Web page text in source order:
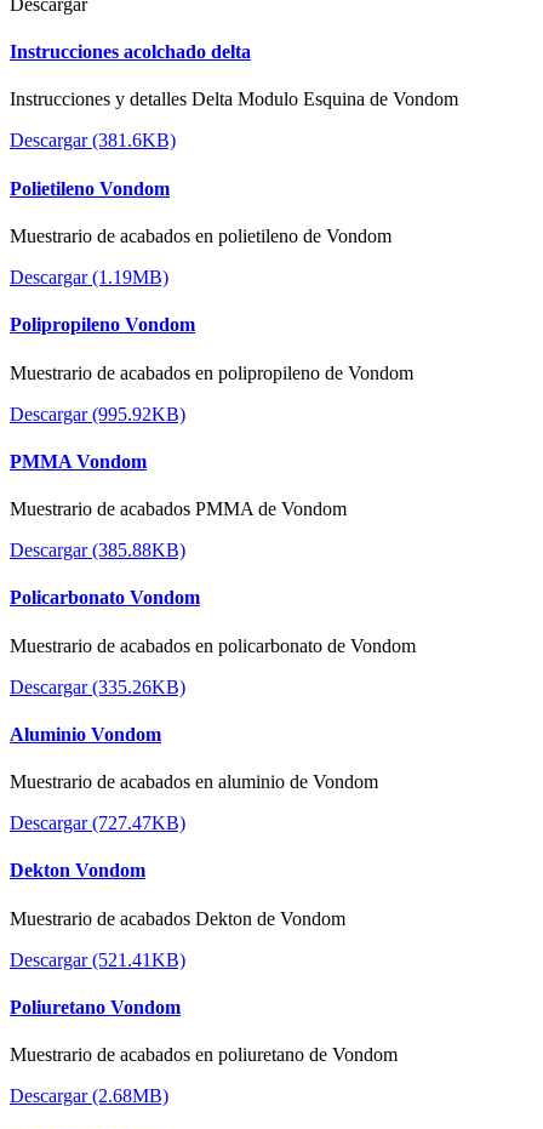
Descargar
Instrucciones acolchado delta
Instrucciones y detalles Delta Modulo Esquina de Vondom
Descargar (381.6KB)
Polietileno Vondom
Muestrario de acabados en polietileno de Vondom
Descargar (1.19MB)
Polipropileno Vondom
Muestrario de acabados en polipropileno de Vondom
Descargar (995.92KB)
PMMA Vondom
Muestrario de acabados PMMA de Vondom
Descargar (385.88KB)
Policarbonato Vondom
Muestrario de acabados en policarbonato de Vondom
Descargar (335.26KB)
Aluminio Vondom
Muestrario de acabados en aluminio de Vondom
Descargar (727.47KB)
Dekton Vondom
Muestrario de acabados Dekton de Vondom
Descargar (521.41KB)
Poliuretano Vondom
Muestrario de acabados en poliuretano de Vondom
Descargar (2.68MB)